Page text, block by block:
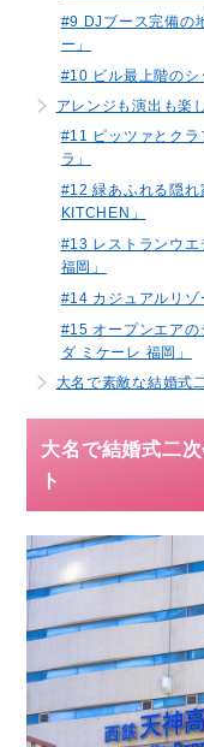
#9 DJブース完備の
ー」
#10 ビル最上階のシ
アレンジも演出も楽
#11 ピッツァとクラ
ラ」
#12 緑あふれる隠
KITCHEN」
#13 レストランウ
福岡」
#14 カジュアルリゾ
#15 オープンエアの
ダ ミケーレ 福岡」
大名で素敵な結婚式
大名で結婚式二
ト